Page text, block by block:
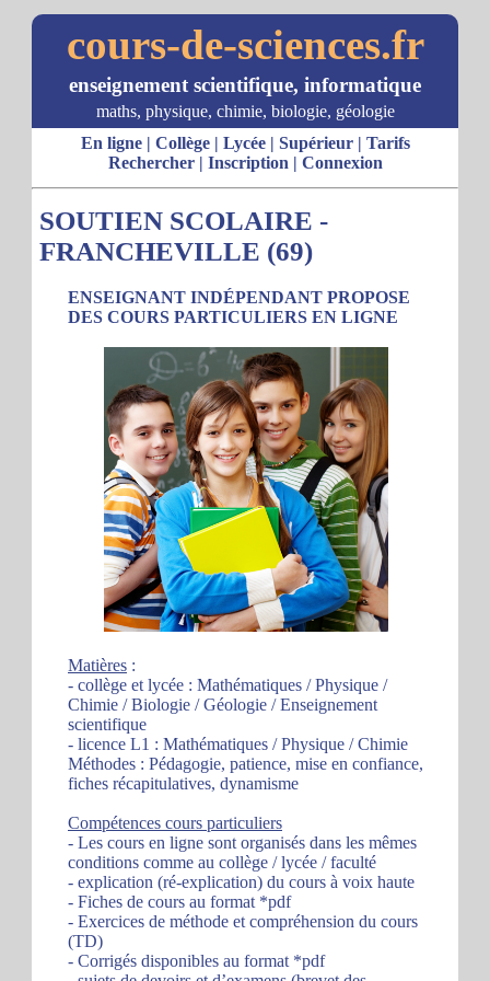
cours-de-sciences.fr
enseignement scientifique, informatique
maths, physique, chimie, biologie, géologie
En ligne| Collège| Lycée| Supérieur| Tarifs
Rechercher| Inscription | Connexion
SOUTIEN SCOLAIRE -
FRANCHEVILLE (69)
ENSEIGNANT INDÉPENDANT PROPOSE
DES COURS PARTICULIERS EN LIGNE
Matières :
- collège et lycée : Mathématiques / Physique /
Chimie / Biologie / Géologie / Enseignement
scientifique
- licence L1 : Mathématiques / Physique / Chimie
Méthodes : Pédagogie, patience, mise en confiance,
fiches récapitulatives, dynamisme
Compétences cours particuliers
- Les cours en ligne sont organisés dans les mêmes
conditions comme au collège / lycée / faculté
- explication (ré-explication) du cours à voix haute
- Fiches de cours au format *pdf
- Exercices de méthode et compréhension du cours
(TD)
- Corrigés disponibles au format *pdf